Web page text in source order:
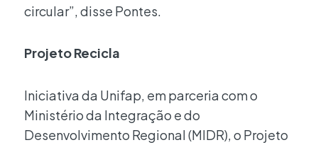
circular”, disse Pontes.
Projeto Recicla
Iniciativa da Unifap, em parceria com o
Ministério da Integração e do
Desenvolvimento Regional (MIDR), o Projeto